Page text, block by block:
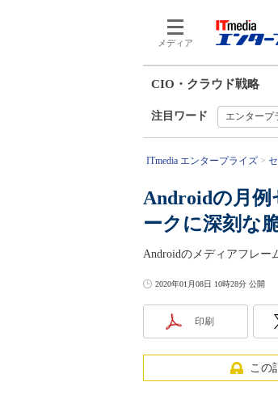
メディア
CIO・クラウド戦略
注目ワード エンタープ
ITmedia エンタープライズ
Androidの月
ークに深刻な
Androidのメディアフレー
2020年01月08日 10時28分 公開
印刷
この